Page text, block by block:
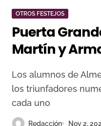
OTROS FESTEJOS
Puerta
Martín y
tercer festejo
Encuentro
Los alumnos de Almería y Sevilla resultaron
los triunfadores
cada uno
Redacción Nov 2,